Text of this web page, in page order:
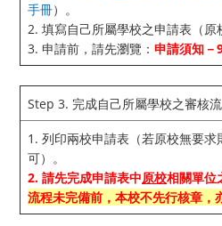
手冊）。
2. 填寫自己所屬學校之申請表（原
3. 申請前，請先瀏覽： 申請須知－
Step 3. 完成自己所屬學校之審核
1. 列印兩校申請表（若原校無要求
可）。
2. 請先完成申請表中原校相關單位
流程未完備前，本校不先行核章，